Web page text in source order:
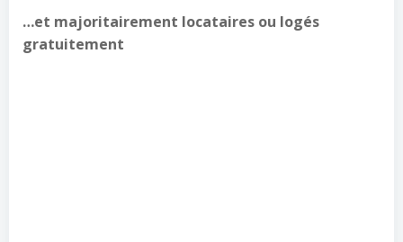
…et majoritairement locataires ou logés
gratuitement